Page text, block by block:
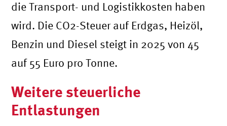
die Transport- und Logistikkosten haben
wird. Die CO2-Steuer auf Erdgas, Heizöl,
Benzin und Diesel steigt in 2025 von 45
auf 55 Euro pro Tonne.
Weitere steuerliche
Entlastungen